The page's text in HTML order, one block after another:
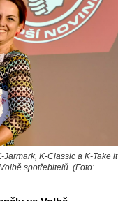
K-Classic a K-Take it
spotřebitelů. (Foto: